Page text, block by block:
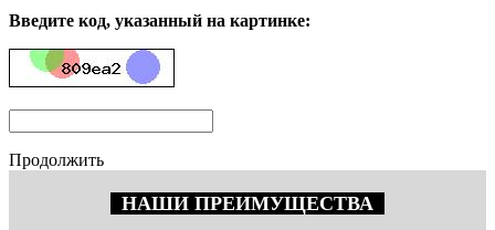
Введите код, указанный на картинке:
Продолжить
НАШИ ПРЕИМУЩЕСТВА